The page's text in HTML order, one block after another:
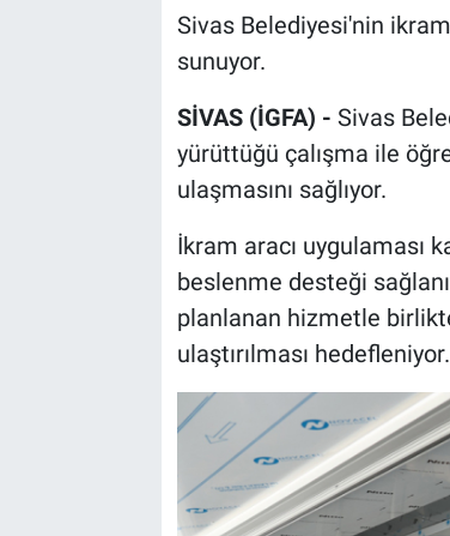
Sivas Belediyesi'nin
sunuyor.
SİVAS (İGFA) - Sivas
yürüttüğü çalışma ile
ulaşmasını sağlıyor.
İkram aracı uygulaması
beslenme desteği
planlanan hizmetle
ulaştırılması hedefleniyor.